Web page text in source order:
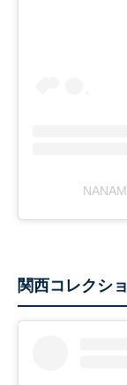
関西コレクシ